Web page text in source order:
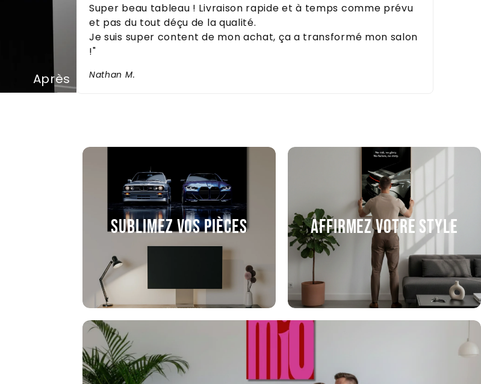
Après
Super beau tableau ! Livraison rapide et à temps comme prévu
et pas du tout déçu de la qualité.
Je suis super content de mon achat, ça a transformé mon salon
!"
Nathan M.
Sublimez vos pièces Affirmez votre style